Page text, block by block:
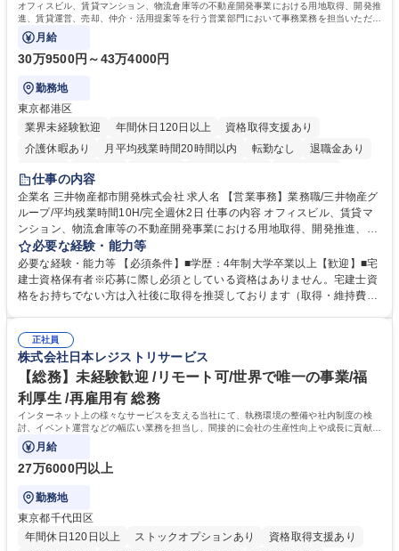
オフィスビル、賃貸マンション、物流倉庫等の不動産開発事業における用地取得、開発推
進、賃貸運営、売却、仲介・活用提案等を行う営業部門において事務業務を担当いただき
ます。
月給
30万9500円～43万4000円
勤務地
東京都港区
業界未経験歓迎
年間休日120日以上
資格取得支援あり
介護休暇あり
月平均残業時間20時間以内 転勤なし
退職金あり
在宅OK
賞与あり
駅近5分以内
土日祝休み 寮・社宅あり
仕事の内容
企業名 三井物産都市開発株式会社 求人名 【営業事務】業務職/三井物産グ
ループ/平均残業時間10H/完全週休2日 仕事の内容 オフィスビル、賃貸マ
ンション、物流倉庫等の不動産開発事業における用地取得、開発推進、賃
貸運営、売却、仲介・活用提案等を行う営業部門において事務業務を担当
いただきます。 【詳細】・契約書管理、契約書製本、捺印対応、ファイリ
ング、登記簿取得、調書取得・支払業務（各種費用支払、支払管理、請
求・支払データ登録、取引先マスター申請対応）・予算作成及び予実管
の他に担当頂く業務が発生する場合があります。 募集職種 【営業事務】
業務職/三井物産グループ/平均残業時間10H/完全週休2日
必要な経験・能力等
必要な経験・能力等 【必須条件】■学歴：4年制大学卒業以上【歓迎】■宅
建士資格保有者※応募に際し必須としている資格はありません。宅建士資
格をお持ちでない方は入社後に取得を推奨しております（取得・維持費用
ション力がある方。 ・チャレンジを厭わず、粘り強く業務に取り組める
方。多様な関係者と謙虚に信頼関係を構築でき、期限を意識したスケジュ
ール管理が出来る方。※将来的に他部署（営業部門、コーポレート部門）
へのジョブローテーションの可能性があります。 学歴・資格 学歴：大学
院 大学 語学力： 資格：宅地建物取引士
正社員
株式会社日本レジストリサービス
【総務】未経験歓迎 /リモート可/世界で唯一の事業/福
利厚生 /再雇用有 総務
インターネット上の様々なサービスを支える当社にて、執務環境の整備や社内制度の検
討、イベント運営などの幅広い業務を担当し、間接的に会社の生産性向上や成長に貢献し
ている部署です。
月給
27万6000円以上
勤務地
東京都千代田区
年間休日120日以上
ストックオプションあり
資格取得支援あり